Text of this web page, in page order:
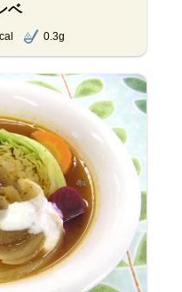
ベ
0.3g